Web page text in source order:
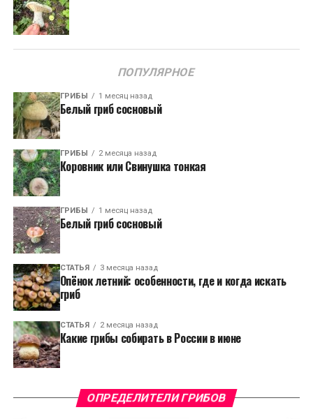
ПОПУЛЯРНОЕ
ГРИБЫ 1 месяц назад
Белый гриб сосновый
ГРИБЫ 2 месяца назад
Коровник или Свинушка тонкая
ГРИБЫ 1 месяц назад
Белый гриб сосновый
СТАТЬЯ 3 месяца назад
Опёнок летний: особенности, где и когда искать
гриб
СТАТЬЯ 2 месяца назад
Какие грибы собирать в России в июне
ОПРЕДЕЛИТЕЛИ ГРИБОВ